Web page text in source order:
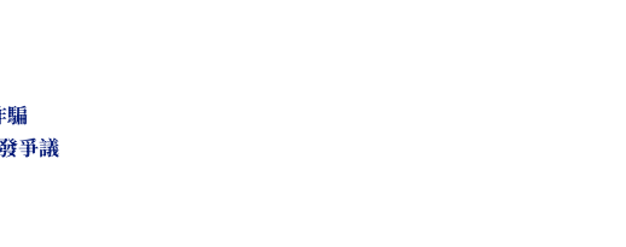
騙
爭議